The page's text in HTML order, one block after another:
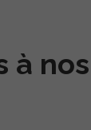
à nos